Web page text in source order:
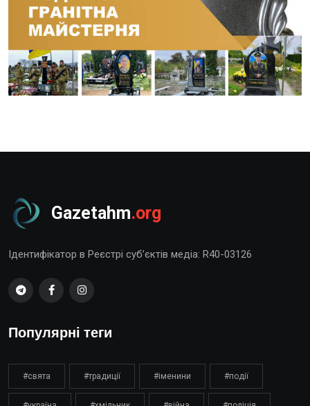
Gazetahm.org
Ідентифікатор в Реєстрі суб’єктів медіа: R40-03126
Популярні теги
#свята #традиції #іменини #події